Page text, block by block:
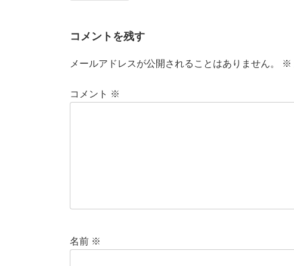
コメントを残す
メールアドレスが公開されることはありません。 ※
コメント ※
名前 ※